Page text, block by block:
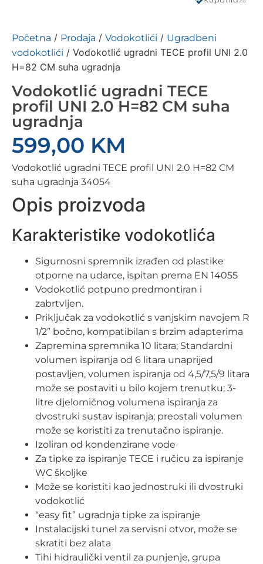
Početna / Prodaja / Vodokotlići / Ugradbeni
vodokotlići / Vodokotlić ugradni TECE profil UNI 2.0
H=82 CM suha ugradnja
Vodokotlić ugradni TECE
profil UNI 2.0 H=82 CM suha
ugradnja
599,00 KM
Vodokotlić ugradni TECE profil UNI 2.0 H=82 CM
suha ugradnja 34054
Opis proizvoda
Karakteristike vodokotlića
Sigurnosni spremnik izrađen od plastike
otporne na udarce, ispitan prema EN 14055
Vodokotlić potpuno predmontiran i
zabrtvljen.
Priključak za vodokotlić s vanjskim navojem R
1/2” bočno, kompatibilan s brzim adapterima
Zapremina spremnika 10 litara; Standardni
volumen ispiranja od 6 litara unaprijed
postavljen, volumen ispiranja od 4,5/7,5/9 litara
može se postaviti u bilo kojem trenutku; 3-
litre djelomičnog volumena ispiranja za
dvostruki sustav ispiranja; preostali volumen
može se koristiti za trenutačno ispiranje.
Izoliran od kondenzirane vode
Za tipke za ispiranje TECE i ručicu za ispiranje
WC školjke
Može se koristiti kao jednostruki ili dvostruki
vodokotlić
“easy fit” ugradnja tipke za ispiranje
Instalacijski tunel za servisni otvor, može se
skratiti bez alata
Tihi hidraulički ventil za punjenje, grupa